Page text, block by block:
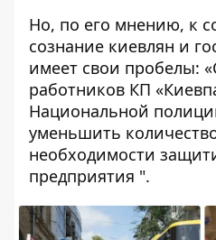
Но, по его мнению, к
сознание киевлян и
имеет свои пробелы:
работников КП
Национальной
уменьшить
необходимости
предприятия ".